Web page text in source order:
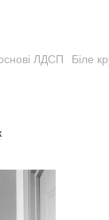
ЛДСП Біле